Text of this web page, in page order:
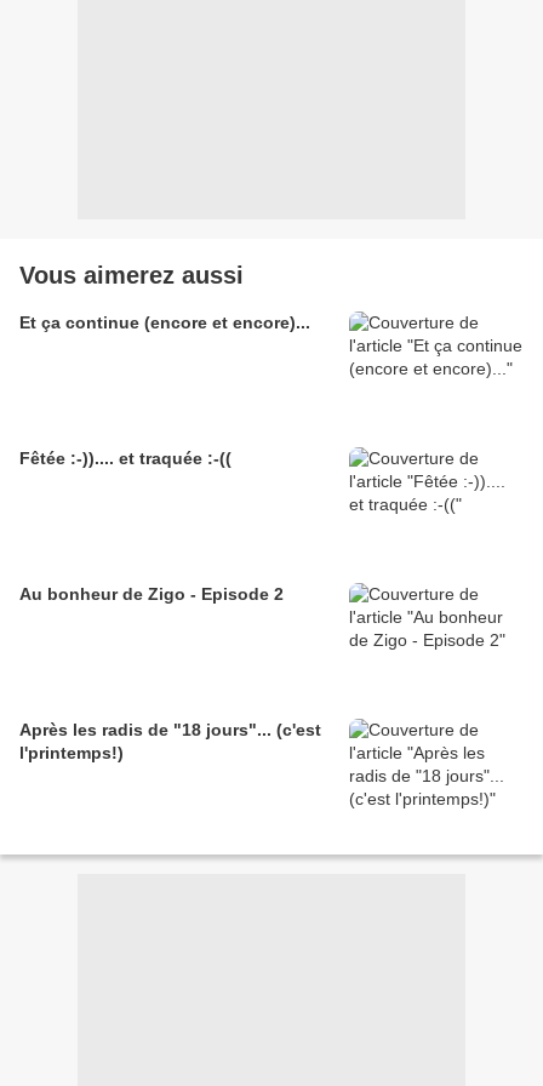
Vous aimerez aussi
Et ça continue (encore et encore)...
Fêtée :-)).... et traquée :-((
Au bonheur de Zigo - Episode 2
Après les radis de "18 jours"... (c'est
l'printemps!)